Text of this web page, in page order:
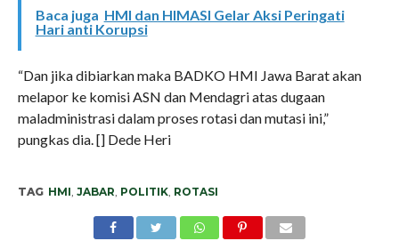
Baca juga HMI dan HIMASI Gelar Aksi Peringati
Hari anti Korupsi
“Dan jika dibiarkan maka BADKO HMI Jawa Barat akan
melapor ke komisi ASN dan Mendagri atas dugaan
maladministrasi dalam proses rotasi dan mutasi ini,”
pungkas dia. [] Dede Heri
TAG HMI, JABAR, POLITIK, ROTASI